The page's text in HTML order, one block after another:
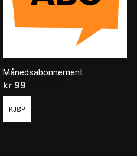
Månedsabonnement
kr 99
KJØP